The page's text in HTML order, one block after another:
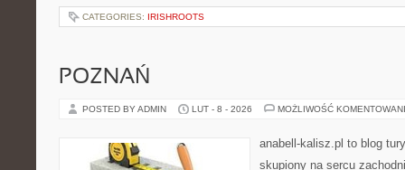
CATEGORIES: IRISHROOTS
POZNAŃ
POSTED BY ADMIN LUT - 8 - 2026 MOŻLIWOŚĆ
anabell-kalisz.pl to blog
skupiony na sercu